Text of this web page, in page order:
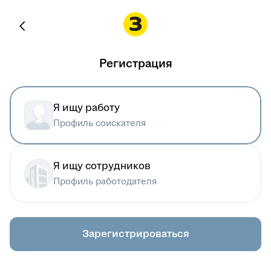
Регистрация
Я ищу работу
Профиль соискателя
Я ищу сотрудников
Профиль работодателя
Зарегистрироваться